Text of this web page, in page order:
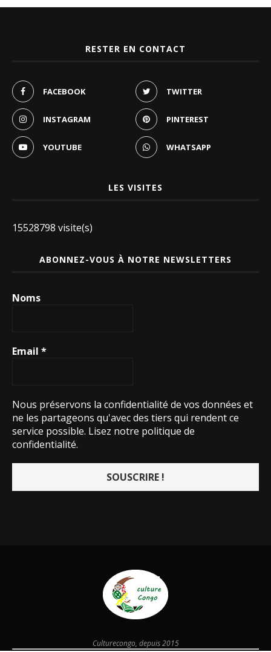
RESTER EN CONTACT
FACEBOOK TWITTER
INSTAGRAM PINTEREST
YOUTUBE WHATSAPP
LES VISITES
15528798 visite(s)
ABONNEZ-VOUS À NOTRE NEWSLETTERS
Noms
Email *
Nous préservons la confidentialité de vos données et
ne les partageons qu'avec des tiers qui rendent ce
service possible. Lisez notre politique de
confidentialité.
Culturecongo, depuis 2015